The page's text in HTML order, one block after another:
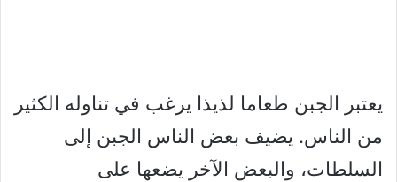
يعتبر الجبن طعاما لذيذا يرغب في تناوله الكثير
من الناس. يضيف بعض الناس الجبن إلى
السلطات، والبعض الآخر يضعها على